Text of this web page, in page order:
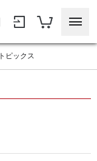
トピックス